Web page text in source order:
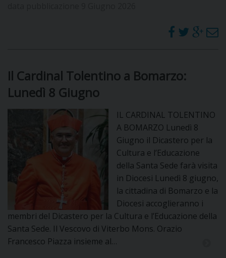
Il Cardinal Tolentino a Bomarzo:
Lunedì 8 Giugno
IL CARDINAL TOLENTINO
A BOMARZO Lunedì 8
Giugno il Dicastero per la
Cultura e l’Educazione
della Santa Sede farà visita
in Diocesi Lunedì 8 giugno,
la cittadina di Bomarzo e la
Diocesi accoglieranno i
membri del Dicastero per la Cultura e l’Educazione della
Santa Sede. Il Vescovo di Viterbo Mons. Orazio
Francesco Piazza insieme al…